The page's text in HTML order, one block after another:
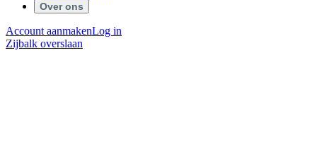
Over ons
Account aanmakenLog in
Zijbalk overslaan